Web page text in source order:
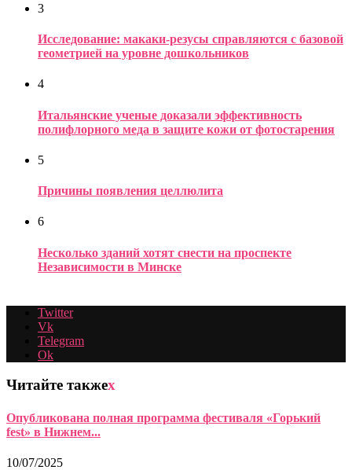
3
Исследование: макаки-резусы справляются с базовой
геометрией на уровне дошкольников
4
Итальянские ученые доказали эффективность
полифлорного меда в защите кожи от фотостарения
5
Причины появления целлюлита
6
Несколько зданий хотят снести на проспекте
Независимости в Минске
Twitter
Vk
Telegram
Ok
Читайте такжеx
Опубликована полная программа фестиваля «Горький
fest» в Нижнем...
10/07/2025